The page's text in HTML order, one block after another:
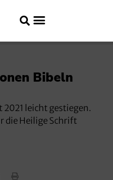
Bibeln
2021 leicht gestiegen.
die Heilige Schrift